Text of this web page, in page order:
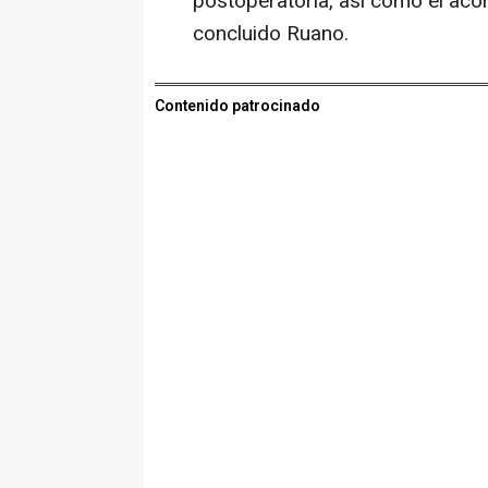
concluido Ruano.
Contenido patrocinado